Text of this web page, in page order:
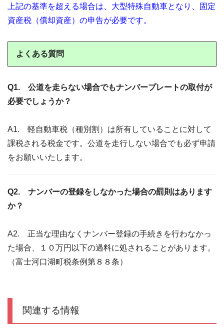
上記の基準を超える場合は、大型特殊自動車となり、固定
資産税（償却資産）の申告が必要です。
よくある質問
Q1. 公道を走らない場合でもナンバープレートの取付が
必要でしょうか？
A1. 軽自動車税（種別割）は所有していることに対して
課税される税金です。公道を走行しない場合でも必ず申請
をお願いいたします。
Q2. ナンバーの登録をしなかった場合の罰則はあります
か？
A2. 正当な理由なくナンバー登録の手続きを行わなかっ
た場合、１０万円以下の過料に処されることがあります。
（富士河口湖町税条例第８８条）
関連する情報